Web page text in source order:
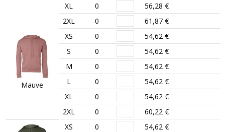
XL
0
56,28 €
2XL
0 61,87 €
Mauve
XS 0
54,62 €
S
0
54,62 €
M
0
54,62 €
L
0
54,62 €
XL
0
54,62 €
2XL
0 60,22 €
XS 0
54,62 €